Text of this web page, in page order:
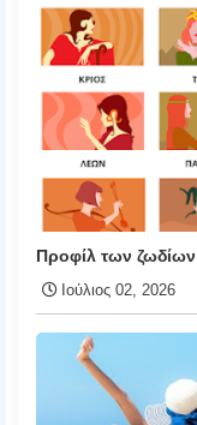
Προφίλ των ζωδίων
Ιούλιος 02, 2026